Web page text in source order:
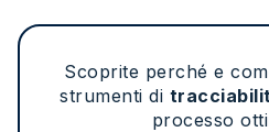
Scoprite perché e
strumenti di
processo